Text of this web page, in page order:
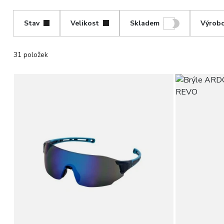
Stav Velikost Skladem
31 položek